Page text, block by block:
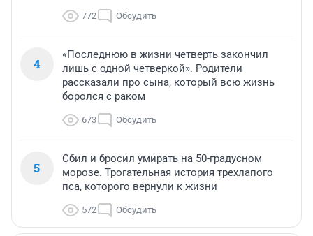
772 Обсудить
4
«Последнюю в жизни четверть закончил
лишь с одной четверкой». Родители
рассказали про сына, который всю жизнь
боролся с раком
673 Обсудить
5
Сбил и бросил умирать на 50-градусном
морозе. Трогательная история трехлапого
пса, которого вернули к жизни
572 Обсудить